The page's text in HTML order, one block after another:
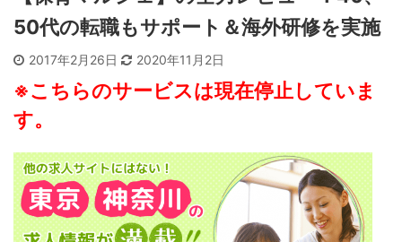
50代の転職もサポート＆海外研修を実施
2017年2月26日 2020年11月2日
※こちらのサービスは現在停止していま
す。